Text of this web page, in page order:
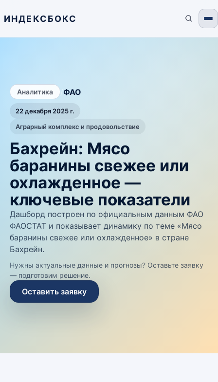
ИНДЕКСБОКС
Аналитика ФАО
22 декабря 2025 г.
Аграрный комплекс и продовольствие
Бахрейн: Мясо
баранины свежее или
охлажденное —
ключевые показатели
Дашборд построен по официальным данным ФАО
ФАОСТАТ и показывает динамику по теме «Мясо
баранины свежее или охлажденное» в стране
Бахрейн.
Нужны актуальные данные и прогнозы? Оставьте заявку
— подготовим решение.
Оставить заявку